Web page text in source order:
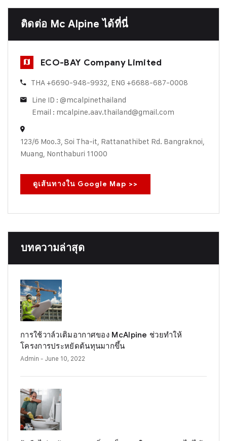
ติดต่อ Mc Alpine ได้ที่นี่
ECO-BAY Company Limited
THA +6690-948-9932, ENG +6688-687-0008
Line ID : @mcalpinethailand
Email : mcalpine.aav.thailand@gmail.com
123/6 Moo.3, Soi Tha-it, Rattanathibet Rd. Bangraknoi,
Muang, Nonthaburi 11000
ดูเส้นทางใน Google Map >>
บทความล่าสุด
การใช้วาล์วเติมอากาศของ McAlpine ช่วยทำให้
โครงการประหยัดต้นทุนมากขึ้น
Admin - June 10, 2022